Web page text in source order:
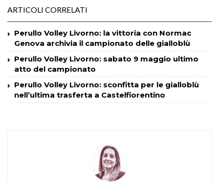
ARTICOLI CORRELATI
Perullo Volley Livorno: la vittoria con Normac
Genova archivia il campionato delle gialloblù
Perullo Volley Livorno: sabato 9 maggio ultimo
atto del campionato
Perullo Volley Livorno: sconfitta per le gialloblù
nell’ultima trasferta a Castelfiorentino